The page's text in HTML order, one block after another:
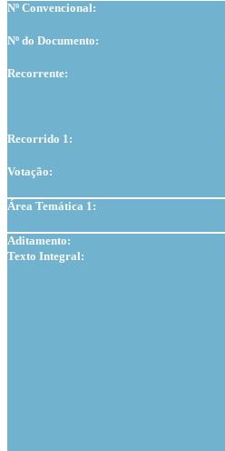
Nº Convencional:
Nº do Documento:
Recorrente:
Recorrido 1:
Votação:
Área Temática 1:
Aditamento:
Texto Integral: